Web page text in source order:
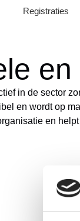
Registraties
in de sector
en wordt op
en